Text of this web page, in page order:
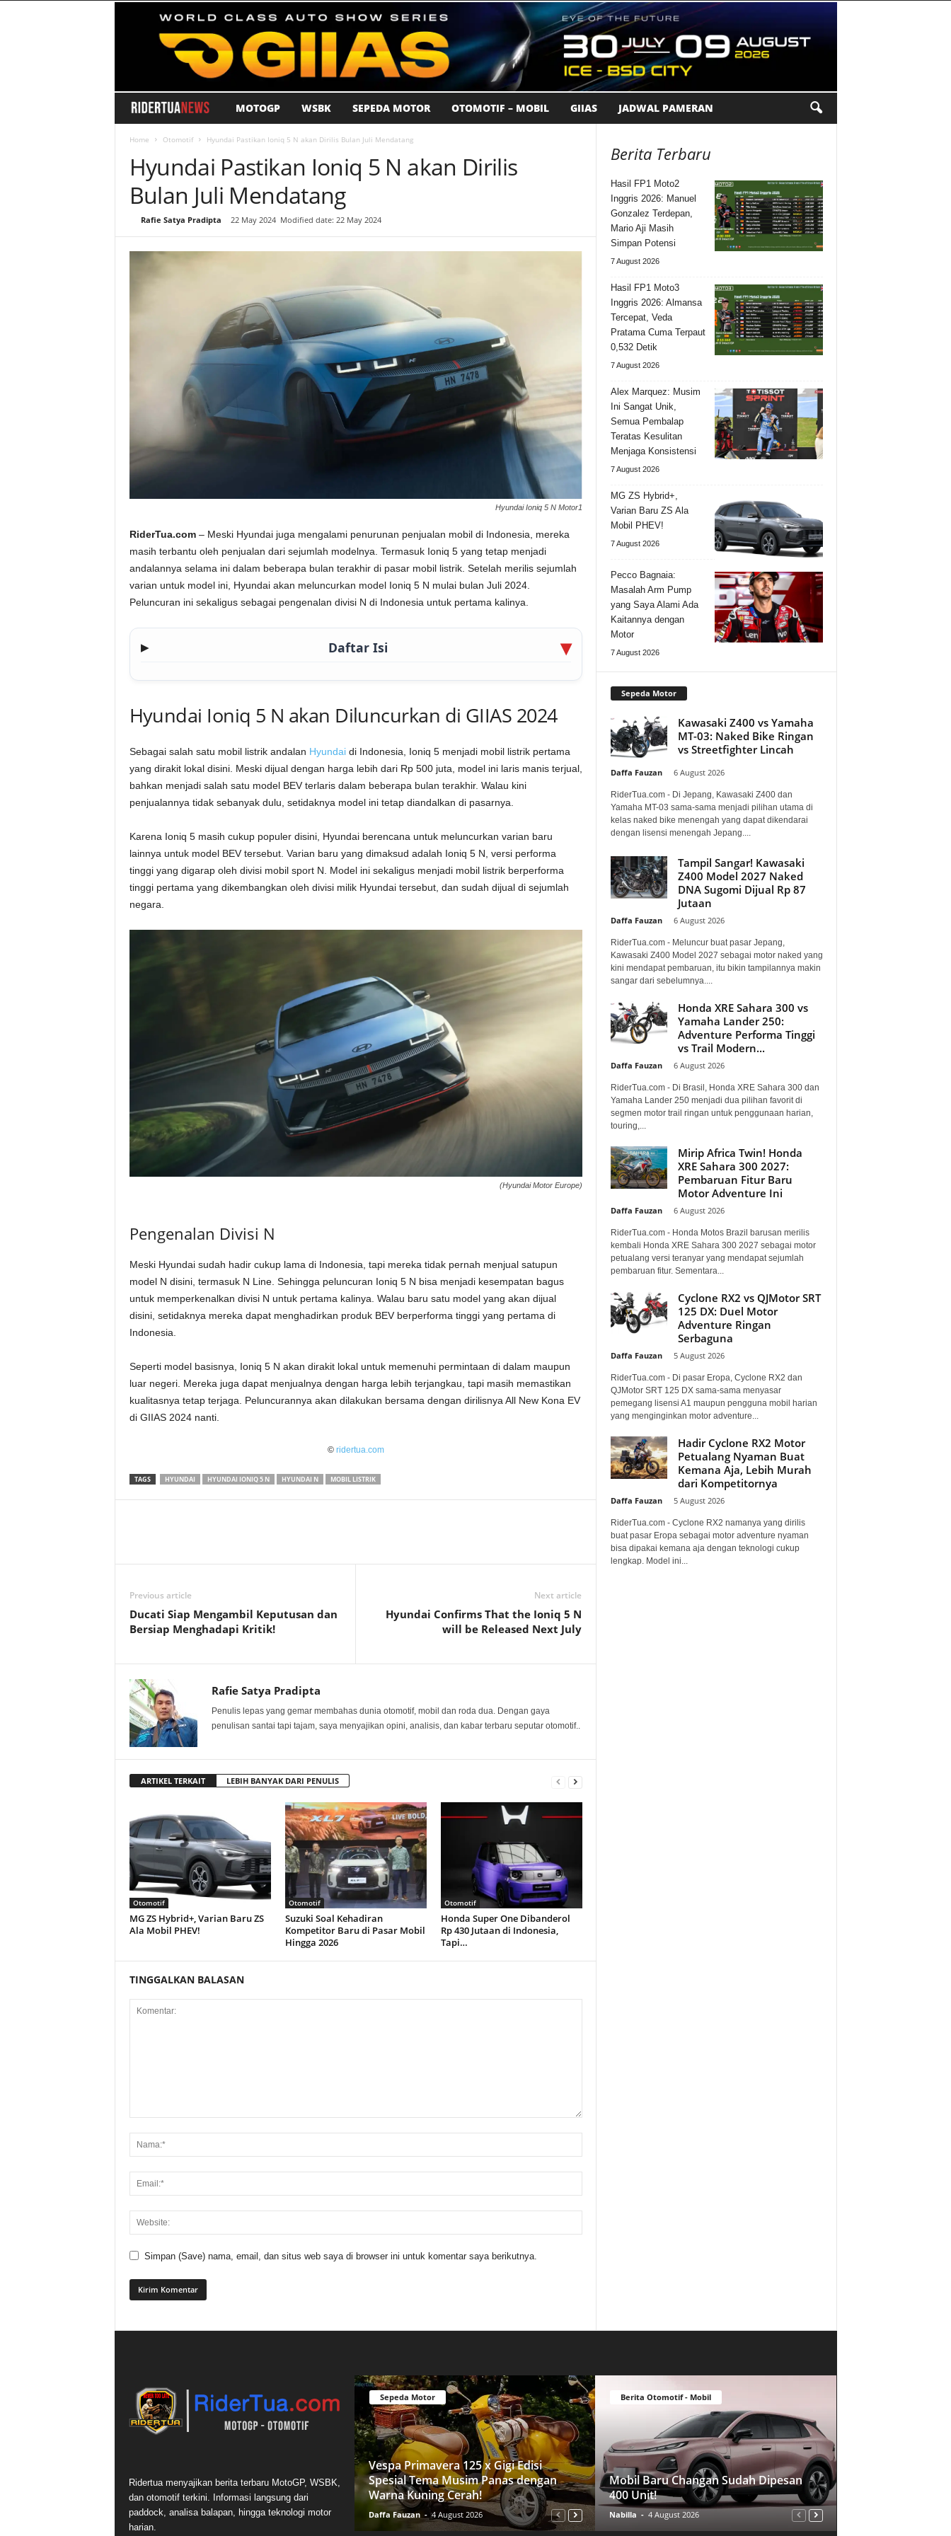
i
d
a
o
MOTOGP WSBK SEPEDA MOTOR OTOMOTIF – MOBIL GIIAS JADWAL PAMERAN
Home Otomotif Hyundai Pastikan Ioniq 5 N akan Dirilis Bulan Juli Mendatang
Hyundai Pastikan Ioniq 5 N akan Dirilis
Bulan Juli Mendatang
Rafie Satya Pradipta 22 May 2024 Modified date: 22 May 2024
Hyundai Ioniq 5 N Motor1
RiderTua.com– Meski Hyundai juga mengalami penurunan penjualan mobil di Indonesia, mereka
masih terbantu oleh penjualan dari sejumlah modelnya. Termasuk Ioniq 5 yang tetap menjadi
andalannya selama ini dalam beberapa bulan terakhir di pasar mobil listrik. Setelah merilis sejumlah
varian untuk model ini, Hyundai akan meluncurkan model Ioniq 5 N mulai bulan Juli 2024.
Peluncuran ini sekaligus sebagai pengenalan divisi N di Indonesia untuk pertama kalinya.
▶ Daftar Isi
Hyundai Ioniq 5 N akan Diluncurkan di GIIAS 2024
Sebagai salah satu mobil listrik andalan Hyundaidi Indonesia, Ioniq 5 menjadi mobil listrik pertama
yang dirakit lokal disini. Meski dijual dengan harga lebih dari Rp 500 juta, model ini laris manis terjual,
bahkan menjadi salah satu model BEV terlaris dalam beberapa bulan terakhir. Walau kini
penjualannya tidak sebanyak dulu, setidaknya model ini tetap diandalkan di pasarnya.
Karena Ioniq 5 masih cukup populer disini, Hyundai berencana untuk meluncurkan varian baru
lainnya untuk model BEV tersebut. Varian baru yang dimaksud adalah Ioniq 5 N, versi performa
tinggi yang digarap oleh divisi mobil sport N. Model ini sekaligus menjadi mobil listrik berperforma
tinggi pertama yang dikembangkan oleh divisi milik Hyundai tersebut, dan sudah dijual di sejumlah
negara.
(Hyundai Motor Europe)
Pengenalan Divisi N
Meski Hyundai sudah hadir cukup lama di Indonesia, tapi mereka tidak pernah menjual satupun
model N disini, termasuk N Line. Sehingga peluncuran Ioniq 5 N bisa menjadi kesempatan bagus
untuk memperkenalkan divisi N untuk pertama kalinya. Walau baru satu model yang akan dijual
disini, setidaknya mereka dapat menghadirkan produk BEV berperforma tinggi yang pertama di
Indonesia.
Seperti model basisnya, Ioniq 5 N akan dirakit lokal untuk memenuhi permintaan di dalam maupun
luar negeri. Mereka juga dapat menjualnya dengan harga lebih terjangkau, tapi masih memastikan
kualitasnya tetap terjaga. Peluncurannya akan dilakukan bersama dengan dirilisnya All New Kona EV
di GIIAS 2024 nanti.
© ridertua.com
TAGS HYUNDAI HYUNDAI IONIQ 5 N HYUNDAI N MOBIL LISTRIK
Previous article
Ducati Siap Mengambil Keputusan dan
Bersiap Menghadapi Kritik!
Next article
Hyundai Confirms That the Ioniq 5 N
will be Released Next July
Rafie Satya Pradipta
Penulis lepas yang gemar membahas dunia otomotif, mobil dan roda dua. Dengan gaya
penulisan santai tapi tajam, saya menyajikan opini, analisis, dan kabar terbaru seputar otomotif..
ARTIKEL TERKAIT LEBIH BANYAK DARI PENULIS
Otomotif
MG ZS Hybrid+, Varian Baru ZS
Ala Mobil PHEV!
Otomotif
Suzuki Soal Kehadiran
Kompetitor Baru di Pasar Mobil
Hingga 2026
Otomotif
Honda Super One Dibanderol
Rp 430 Jutaan di Indonesia,
Tapi…
TINGGALKAN BALASAN
Simpan (Save) nama, email, dan situs web saya di browser ini untuk komentar saya berikutnya.
Berita Terbaru
Hasil FP1 Moto2
Inggris 2026: Manuel
Gonzalez Terdepan,
Mario Aji Masih
Simpan Potensi
7 August 2026
Hasil FP1 Moto3
Inggris 2026: Almansa
Tercepat, Veda
Pratama Cuma Terpaut
0,532 Detik
7 August 2026
Alex Marquez: Musim
Ini Sangat Unik,
Semua Pembalap
Teratas Kesulitan
Menjaga Konsistensi
7 August 2026
MG ZS Hybrid+,
Varian Baru ZS Ala
Mobil PHEV!
7 August 2026
Pecco Bagnaia:
Masalah Arm Pump
yang Saya Alami Ada
Kaitannya dengan
Motor
7 August 2026
Sepeda Motor
Kawasaki Z400 vs Yamaha
MT-03: Naked Bike Ringan
vs Streetfighter Lincah
Daffa Fauzan 6 August 2026
RiderTua.com - Di Jepang, Kawasaki Z400 dan
Yamaha MT-03 sama-sama menjadi pilihan utama di
kelas naked bike menengah yang dapat dikendarai
dengan lisensi menengah Jepang....
Tampil Sangar! Kawasaki
Z400 Model 2027 Naked
DNA Sugomi Dijual Rp 87
Jutaan
Daffa Fauzan 6 August 2026
RiderTua.com - Meluncur buat pasar Jepang,
Kawasaki Z400 Model 2027 sebagai motor naked yang
kini mendapat pembaruan, itu bikin tampilannya makin
sangar dari sebelumnya....
Honda XRE Sahara 300 vs
Yamaha Lander 250:
Adventure Performa Tinggi
vs Trail Modern...
Daffa Fauzan 6 August 2026
RiderTua.com - Di Brasil, Honda XRE Sahara 300 dan
Yamaha Lander 250 menjadi dua pilihan favorit di
segmen motor trail ringan untuk penggunaan harian,
touring,...
Mirip Africa Twin! Honda
XRE Sahara 300 2027:
Pembaruan Fitur Baru
Motor Adventure Ini
Daffa Fauzan 6 August 2026
RiderTua.com - Honda Motos Brazil barusan merilis
kembali Honda XRE Sahara 300 2027 sebagai motor
petualang versi teranyar yang mendapat sejumlah
pembaruan fitur. Sementara...
Cyclone RX2 vs QJMotor SRT
125 DX: Duel Motor
Adventure Ringan
Serbaguna
Daffa Fauzan 5 August 2026
RiderTua.com - Di pasar Eropa, Cyclone RX2 dan
QJMotor SRT 125 DX sama-sama menyasar
pemegang lisensi A1 maupun pengguna mobil harian
yang menginginkan motor adventure...
Hadir Cyclone RX2 Motor
Petualang Nyaman Buat
Kemana Aja, Lebih Murah
dari Kompetitornya
Daffa Fauzan 5 August 2026
RiderTua.com - Cyclone RX2 namanya yang dirilis
buat pasar Eropa sebagai motor adventure nyaman
bisa dipakai kemana aja dengan teknologi cukup
lengkap. Model ini...
Ridertua menyajikan berita terbaru MotoGP, WSBK,
dan otomotif terkini. Informasi langsung dari
paddock, analisa balapan, hingga teknologi motor
harian.
Sepeda Motor
Vespa Primavera 125 x Gigi Edisi
Spesial Tema Musim Panas dengan
Warna Kuning Cerah!
Daffa Fauzan - 4 August 2026
Berita Otomotif - Mobil
Mobil Baru Changan Sudah Dipesan
400 Unit!
Nabilla - 4 August 2026